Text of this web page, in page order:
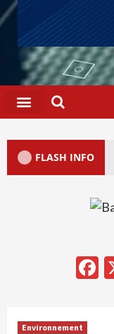
FLASH INFO
Environnement